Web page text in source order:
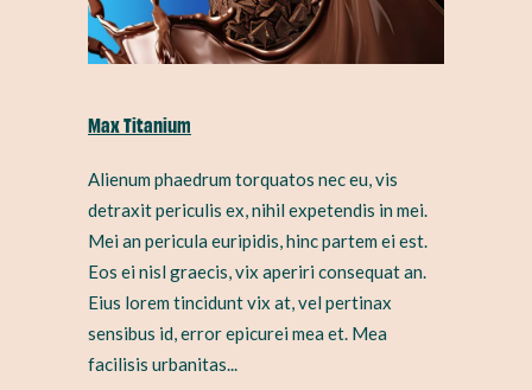
Max Titanium
Alienum phaedrum torquatos nec eu, vis
detraxit periculis ex, nihil expetendis in mei.
Mei an pericula euripidis, hinc partem ei est.
Eos ei nisl graecis, vix aperiri consequat an.
Eius lorem tincidunt vix at, vel pertinax
sensibus id, error epicurei mea et. Mea
facilisis urbanitas...